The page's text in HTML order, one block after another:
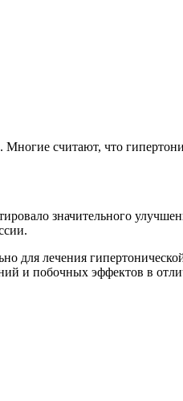
считают, что
значительного
для лечения
и побочных эффектов в